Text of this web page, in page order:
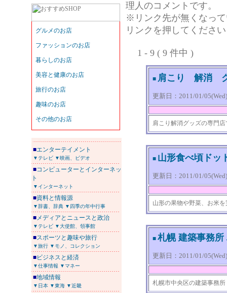
■エンターテイメント
▼テレビ ▼映画、ビデオ
■コンピューターとインターネッ
ト
▼インターネット
■資料と情報源
▼辞書、辞典 ▼四季の年中行事
■メディアとニュースと政治
▼テレビ ▼大使館、領事館
■スポーツと趣味や旅行
▼旅行 ▼モノ、コレクション
■ビジネスと経済
▼仕事情報 ▼マネー
■地域情報
▼日本 ▼東海 ▼近畿
理人のコメントです。
※リンク先が無くなっ
リンクを押してください
1 - 9 ( 9 件中 )
■ 肩こり 解消
更新日：2011/01/
肩こり解消グッズの専門
■ 山形食べ頃ドッ
更新日：2011/01/
山形の果物や野菜、お米
■ 札幌 建築事務
更新日：2011/01/
札幌市中央区の建築事務